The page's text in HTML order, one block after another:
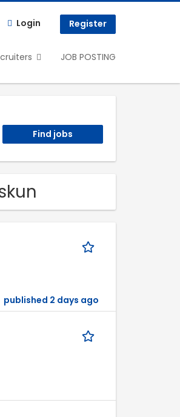
Login Register
JOB POSTING
published 2 days ago